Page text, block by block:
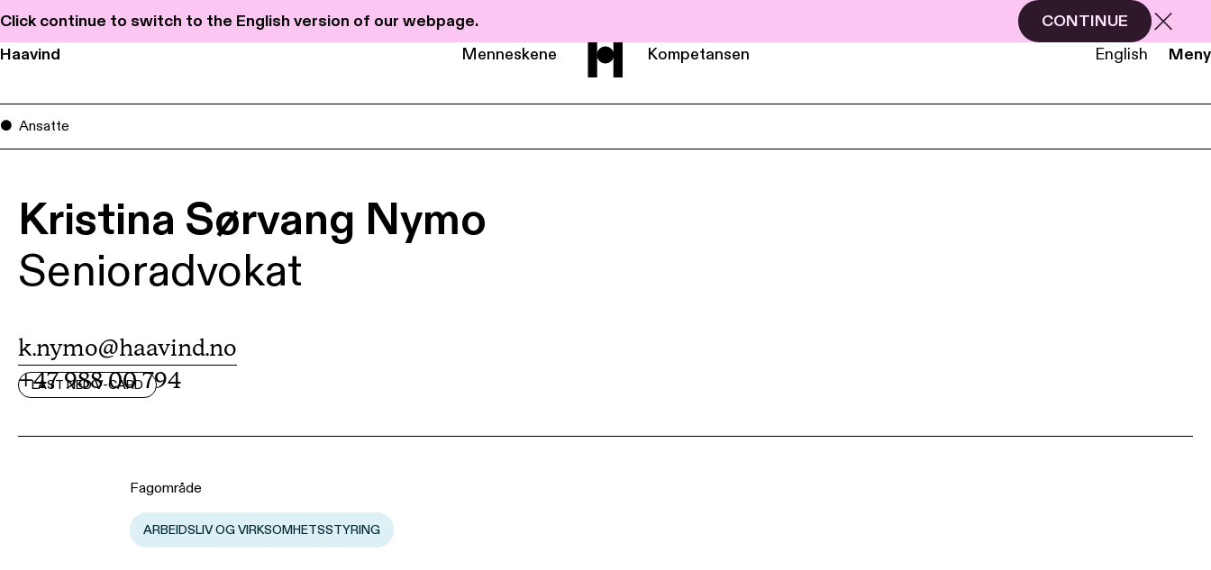
Click continue to switch to the English version of our webpage.
CONTINUE
Haavind
Menneskene Kompetansen English Meny
Karriere
Ansatte
Kristina Sørvang Nymo
Senioradvokat
k.nymo@haavind.no
+47 988 00 794
LAST NED V-CARD
Fagområde
ARBEIDSLIV OG VIRKSOMHETSSTYRING